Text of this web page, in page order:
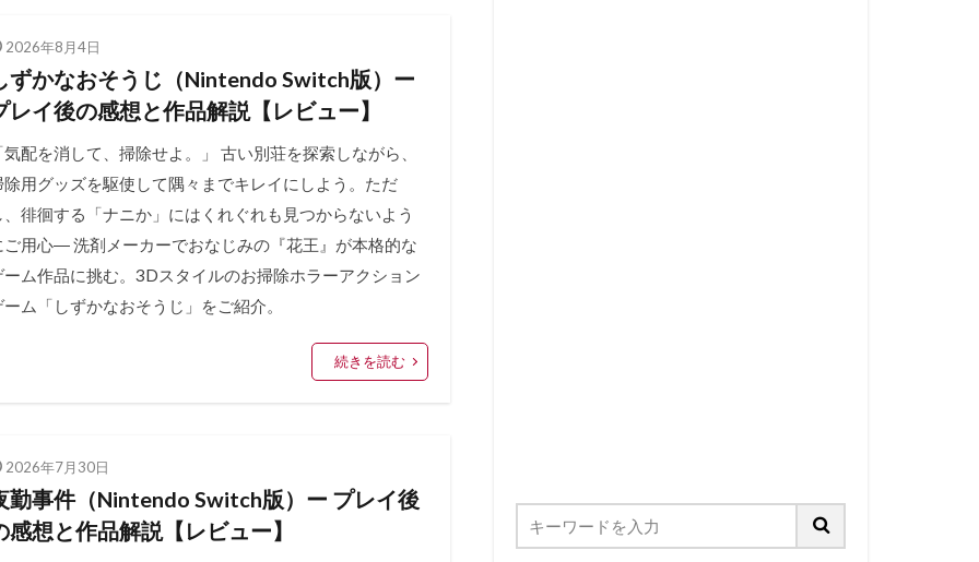
2026年8月4日
ずかなおそうじ（Nintendo Switch版）ー
レイ後の感想と作品解説【レビュー】
気配を消して、掃除せよ。」 古い別荘を探索しながら、
除用グッズを駆使して隅々までキレイにしよう。ただ
、徘徊する「ナニか」にはくれぐれも見つからないよう
ご用心― 洗剤メーカーでおなじみの『花王』が本格的な
ーム作品に挑む。3Dスタイルのお掃除ホラーアクション
ーム「しずかなおそうじ」をご紹介。
続きを読む
2026年7月30日
勤事件（Nintendo Switch版）ー プレイ後
感想と作品解説【レビュー】